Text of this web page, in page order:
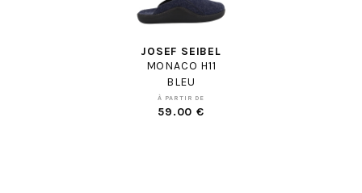
JOSEF SEIBEL
MONACO H11
BLEU
À PARTIR DE
59.00 €